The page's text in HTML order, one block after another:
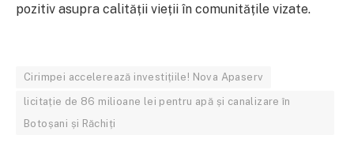
pozitiv asupra calității vieții în comunitățile vizate.
Cirimpei accelerează investițiile! Nova Apaserv
licitație de 86 milioane lei pentru apă și canalizare în
Botoșani și Răchiți